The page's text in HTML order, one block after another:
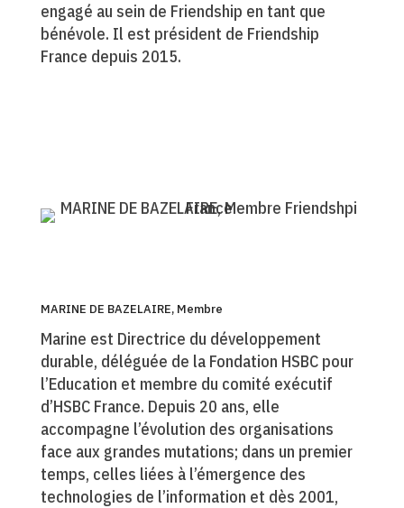
engagé au sein de Friendship en tant que
bénévole. Il est président de Friendship
France depuis 2015.
MARINE DE BAZELAIRE, Membre
Marine est Directrice du développement
durable, déléguée de la Fondation HSBC pour
l’Education et membre du comité exécutif
d’HSBC France. Depuis 20 ans, elle
accompagne l’évolution des organisations
face aux grandes mutations; dans un premier
temps, celles liées à l’émergence des
technologies de l’information et dès 2001,